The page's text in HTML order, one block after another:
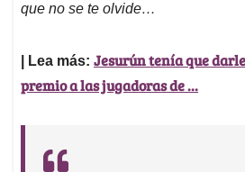
que no se te olvide…
| Lea más: Jesurún tenía que
premio a las jugadoras de ...